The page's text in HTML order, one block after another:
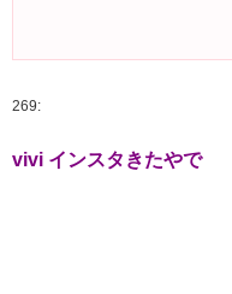
269:
vivi インスタきたやで